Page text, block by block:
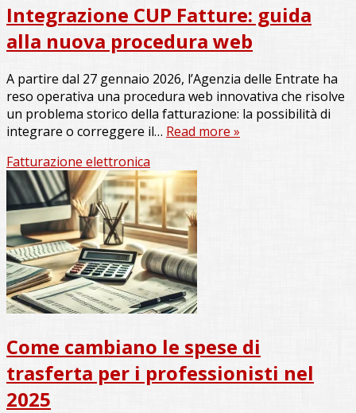
Integrazione CUP Fatture: guida
alla nuova procedura web
A partire dal 27 gennaio 2026, l’Agenzia delle Entrate ha
reso operativa una procedura web innovativa che risolve
un problema storico della fatturazione: la possibilità di
integrare o correggere il… Read more »
Fatturazione elettronica
Come cambiano le spese di
trasferta per i professionisti nel
2025